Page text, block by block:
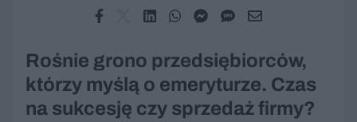
Rośnie grono przedsiębiorców,
którzy myślą o emeryturze. Czas
na sukcesję czy sprzedaż firmy?